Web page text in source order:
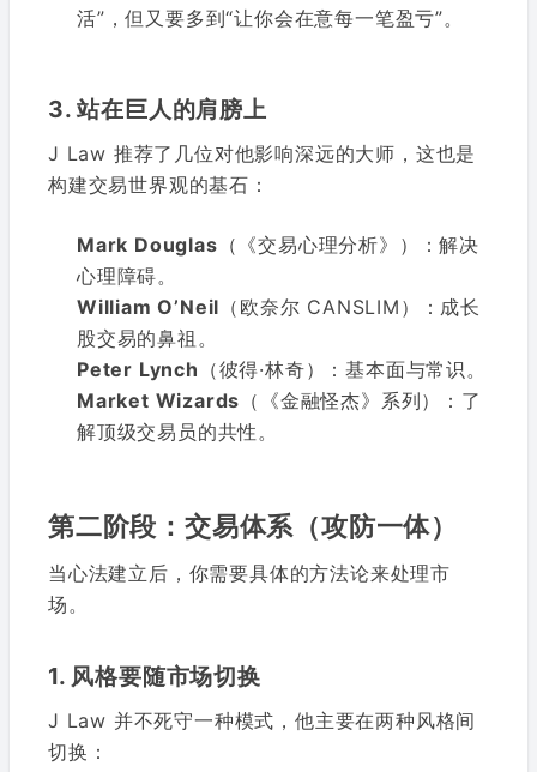
活”，但又要多到“让你会在意每一笔盈亏”。
3. 站在巨人的肩膀上
J Law 推荐了几位对他影响深远的大师，这也是
构建交易世界观的基石：
Mark Douglas （《交易心理分析》）：解决
心理障碍。
William O’Neil （欧奈尔 CANSLIM）：成长
股交易的鼻祖。
Peter Lynch （彼得·林奇）：基本面与常识。
Market Wizards （《金融怪杰》系列）：了
解顶级交易员的共性。
第二阶段：交易体系（攻防一体）
当心法建立后，你需要具体的方法论来处理市
场。
1. 风格要随市场切换
J Law 并不死守一种模式，他主要在两种风格间
切换：